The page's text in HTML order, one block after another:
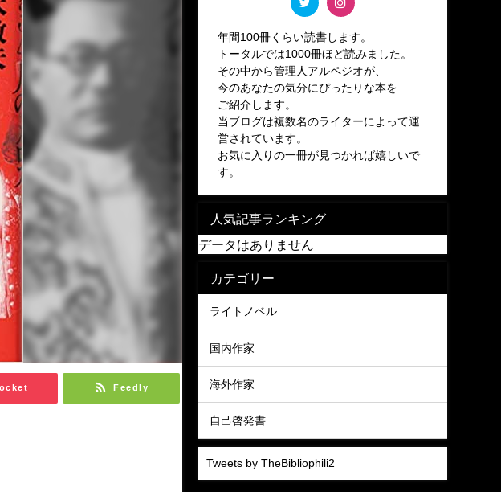
Feedly
年間100冊くらい読書します。
トータルでは1000冊ほど読みました。
その中から管理人アルペジオが、
今のあなたの気分にぴったりな本を
ご紹介します。
当ブログは複数名のライターによって運
営されています。
お気に入りの一冊が見つかれば嬉しいで
す。
人気記事ランキング
データはありません
カテゴリー
ライトノベル
国内作家
海外作家
自己啓発書
Tweets by TheBibliophili2